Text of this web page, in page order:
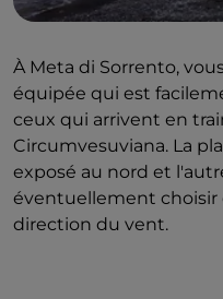
À Meta di Sorrento,
équipée qui est
ceux qui arrivent en
Circumvesuviana. La
exposé au nord et
éventuellement choisir
direction du vent.